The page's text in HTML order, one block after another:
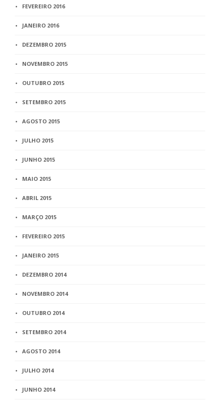
FEVEREIRO 2016
JANEIRO 2016
DEZEMBRO 2015
NOVEMBRO 2015
OUTUBRO 2015
SETEMBRO 2015
AGOSTO 2015
JULHO 2015
JUNHO 2015
MAIO 2015
ABRIL 2015
MARÇO 2015
FEVEREIRO 2015
JANEIRO 2015
DEZEMBRO 2014
NOVEMBRO 2014
OUTUBRO 2014
SETEMBRO 2014
AGOSTO 2014
JULHO 2014
JUNHO 2014